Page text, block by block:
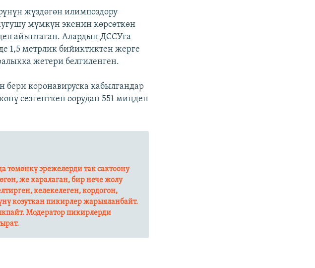
жүздөгөн илимпоздору
мүмкүн экенин көрсөткөн
айыптаган. Алардын ДССУга
1,5 метрлик бийиктиктен жерге
жетери белгиленген.
коронавируска кабылгандар
сезгенткен оорудан 551 миңден
төмөнкү эрежелерди так сактоону
же каралаган, бир нече жолу
келекелеген, кордогон,
козуткан пикирлер жарыяланбайт.
Модератор пикирлерди